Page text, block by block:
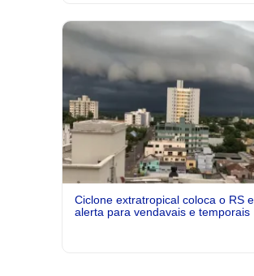
Ciclone extratropical coloca o RS
alerta para vendavais e temporais